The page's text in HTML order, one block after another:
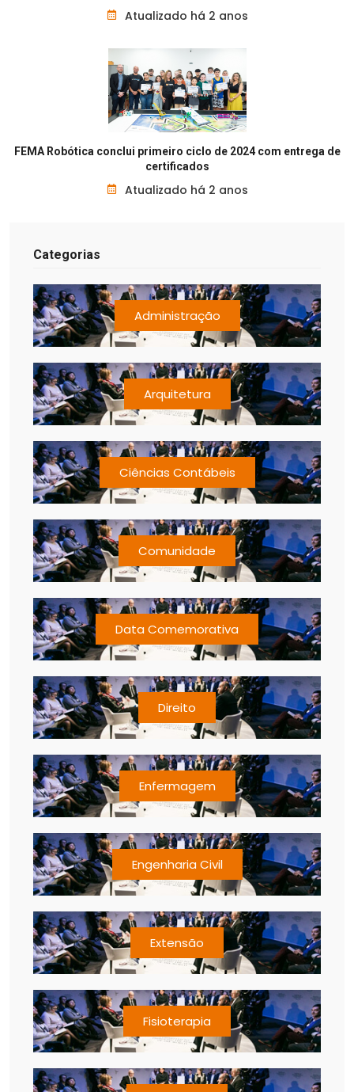
Atualizado há 2 anos
FEMA Robótica conclui primeiro ciclo de 2024 com entrega de
certificados
Atualizado há 2 anos
Categorias
Administração
Arquitetura
Ciências Contábeis
Comunidade
Data Comemorativa
Direito
Enfermagem
Engenharia Civil
Extensão
Fisioterapia